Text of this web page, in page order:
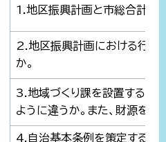
1.地区振興計画と市総合計画
2.地区振興計画における行政
か。
3.地域づくり課を設置するよ
ように違うか。また、財源をど
4.自治基本条例を策定すると